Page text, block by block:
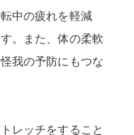
中の疲れを軽減
。また、体の柔軟
我の予防にもつな
レッチをすること